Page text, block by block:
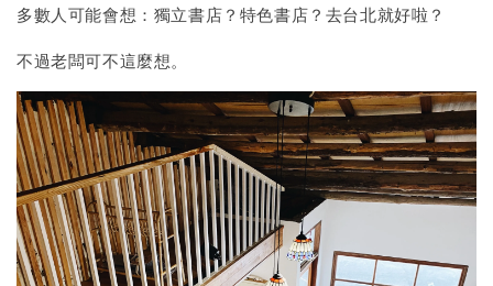
多數人可能會想：獨立書店？特色書店？去台北就好啦？
不過老闆可不這麼想。